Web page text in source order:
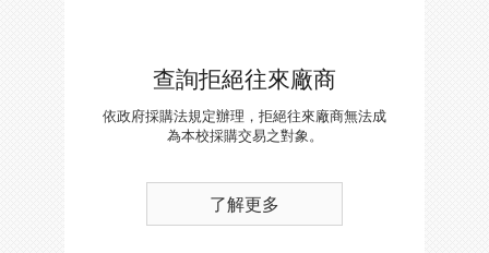
查詢拒絕往來廠商
依政府採購法規定辦理，拒絕往來廠商無法成
為本校採購交易之對象。
了解更多